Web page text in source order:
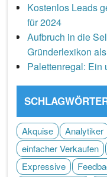
Kostenlos Leads
für 2024
Aufbruch in die
Gründerlexikon
Palettenregal: Ein
Akquise Analytiker
einfacher Verkaufen
Expressive